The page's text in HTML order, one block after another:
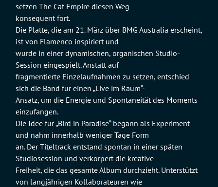
setzen The Cat Empire diesen Weg
konsequent fort.
Die Platte, die am 21. März über BMG Australia erscheint,
ist von Flamenco inspiriert und
wurde in einer dynamischen, organischen Studio-
Session eingespielt. Anstatt auf
fragmentierte Einzelaufnahmen zu setzen, entschied
sich die Band für einen „Live im Raum“-
Ansatz, um die Energie und Spontaneität des Moments
einzufangen.
Die Idee für „Bird in Paradise“ begann als Experiment
und nahm innerhalb weniger Tage Form
an. Der Titeltrack entstand spontan in einer späten
Studiosession und verkörpert die kreative
Freiheit, die das gesamte Album durchzieht. Unterstützt
von langjährigen Kollaborateuren wie